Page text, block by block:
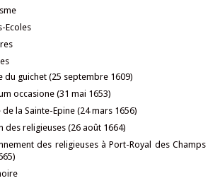
Ecoles
du guichet (25 septembre 1609)
occasione (31 mai 1653)
de la Sainte-Epine (24 mars 1656)
des religieuses (26 août 1664)
des religieuses à Port-Royal des Champs